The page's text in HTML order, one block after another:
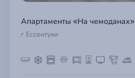
Апартаменты «На чемоданах»
г Ессентуки